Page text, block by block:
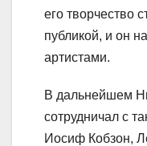
его творчество
публикой, и он
артистами.
В дальнейшем
сотрудничал с
Иосиф Кобзон,